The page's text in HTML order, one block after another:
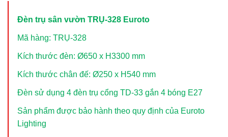
Đèn trụ sân vườn TRỤ-328 Euroto
Mã hàng: TRỤ-328
Kích thước đèn: Ø650 x H3300 mm
Kích thước chân đế: Ø250 x H540 mm
Đèn sử dụng 4 đèn trụ cổng TD-33 gắn 4 bóng E27
Sản phẩm được bảo hành theo quy định của Euroto
Lighting